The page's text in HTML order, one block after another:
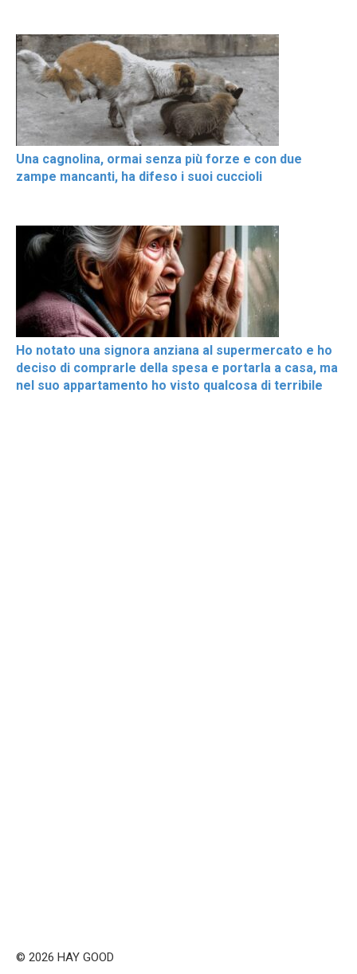
Una cagnolina, ormai senza più forze e con due
zampe mancanti, ha difeso i suoi cuccioli
Ho notato una signora anziana al supermercato e ho
deciso di comprarle della spesa e portarla a casa, ma
nel suo appartamento ho visto qualcosa di terribile
© 2026 HAY GOOD